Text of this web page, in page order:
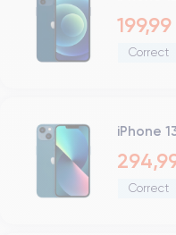
Correct
iPhone
Correct